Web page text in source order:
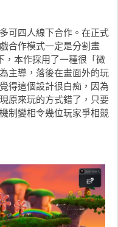
可四人線下合作。在正式
合作模式一定是分割畫
本作採用了一種很「微
主導，落後在畫面外的玩
得這個設計很白痴，因為
原來玩的方式錯了，只要
制變相令幾位玩家爭相競